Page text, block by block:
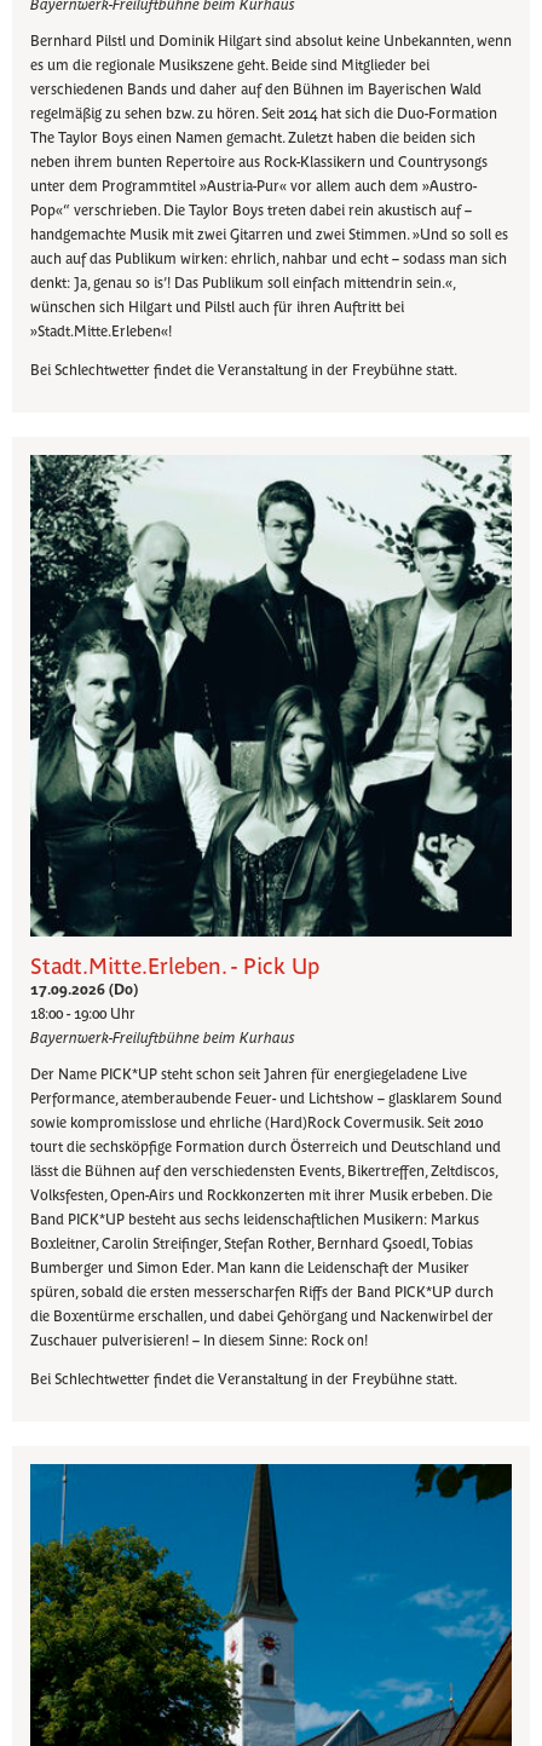
Bayernwerk-Freiluftbühne beim Kurhaus
Bernhard Pilstl und Dominik Hilgart sind absolut keine Unbekannten, wenn
es um die regionale Musikszene geht. Beide sind Mitglieder bei
verschiedenen Bands und daher auf den Bühnen im Bayerischen Wald
regelmäßig zu sehen bzw. zu hören. Seit 2014 hat sich die Duo-Formation
The Taylor Boys einen Namen gemacht. Zuletzt haben die beiden sich
neben ihrem bunten Repertoire aus Rock-Klassikern und Countrysongs
unter dem Programmtitel »Austria-Pur« vor allem auch dem »Austro-
Pop«“ verschrieben. Die Taylor Boys treten dabei rein akustisch auf –
handgemachte Musik mit zwei Gitarren und zwei Stimmen. »Und so soll es
auch auf das Publikum wirken: ehrlich, nahbar und echt – sodass man sich
denkt: Ja, genau so is’! Das Publikum soll einfach mittendrin sein.«,
wünschen sich Hilgart und Pilstl auch für ihren Auftritt bei
»Stadt.Mitte.Erleben«!
Bei Schlechtwetter findet die Veranstaltung in der Freybühne statt.
Stadt.Mitte.Erleben. - Pick Up
17.09.2026 (Do)
18:00 - 19:00 Uhr
Bayernwerk-Freiluftbühne beim Kurhaus
Der Name PICK*UP steht schon seit Jahren für energiegeladene Live
Performance, atemberaubende Feuer- und Lichtshow – glasklarem Sound
sowie kompromisslose und ehrliche (Hard)Rock Covermusik. Seit 2010
tourt die sechsköpfige Formation durch Österreich und Deutschland und
lässt die Bühnen auf den verschiedensten Events, Bikertreffen, Zeltdiscos,
Volksfesten, Open-Airs und Rockkonzerten mit ihrer Musik erbeben. Die
Band PICK*UP besteht aus sechs leidenschaftlichen Musikern: Markus
Boxleitner, Carolin Streifinger, Stefan Rother, Bernhard Gsoedl, Tobias
Bumberger und Simon Eder. Man kann die Leidenschaft der Musiker
spüren, sobald die ersten messerscharfen Riffs der Band PICK*UP durch
die Boxentürme erschallen, und dabei Gehörgang und Nackenwirbel der
Zuschauer pulverisieren! – In diesem Sinne: Rock on!
Bei Schlechtwetter findet die Veranstaltung in der Freybühne statt.